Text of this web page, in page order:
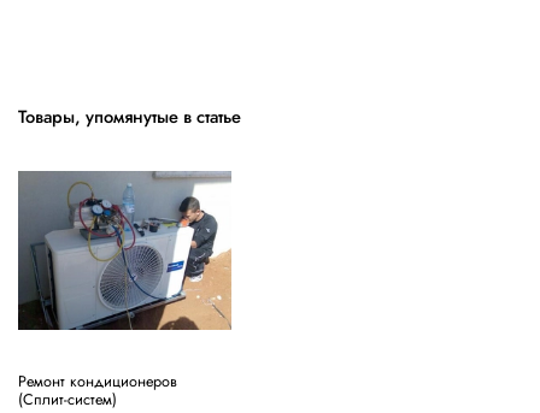
Товары, упомянутые в статье
Ремонт кондиционеров
(Сплит-систем)